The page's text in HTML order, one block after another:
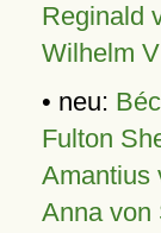
Reginald
Wilhelm
• neu:
Fulton
Amantius
Anna von